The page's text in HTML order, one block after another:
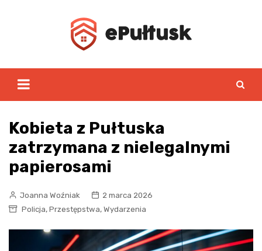
Kobieta z Pułtuska
zatrzymana z nielegalnymi
papierosami
Joanna Woźniak
2 marca 2026
Policja, Przestępstwa, Wydarzenia